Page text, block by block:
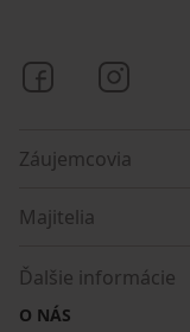
Bezrealitky na
Záujemcovia
Majitelia
Ďalšie informácie
O NÁS